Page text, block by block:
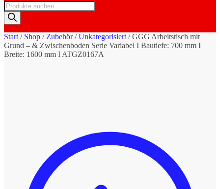
Products
search
Start / Shop / Zubehör/Unkategorisiert /GGG Arbeitstisch mit
Grund – & Zwischenboden Serie Variabel I Bautiefe: 700 mm I
Breite: 1600 mm I ATGZ0167A